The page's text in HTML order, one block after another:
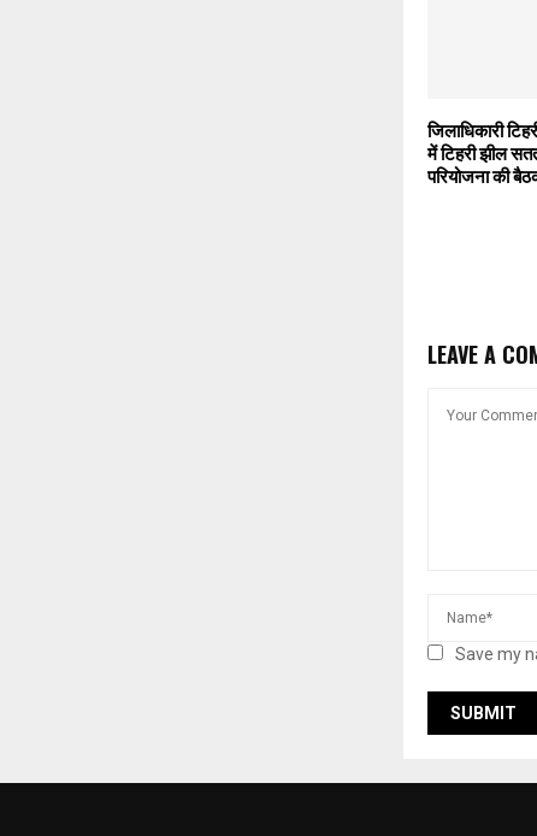
जिलाधिकारी
में टिहरी झील
परियोजना की
LEAVE A
Save my